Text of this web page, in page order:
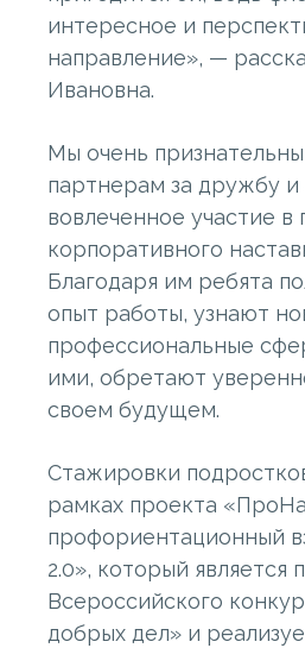
интересное и
направление», —
Ивановна.
Мы очень
партнерам за дружбу и
вовлеченное участие в
корпоративного
Благодаря им ребята
опыт работы, узнают
профессиональные
ими, обретают
своем будущем.
Стажировки
рамках проекта
профориентационный
2.0», который является
Всероссийского
добрых дел» и